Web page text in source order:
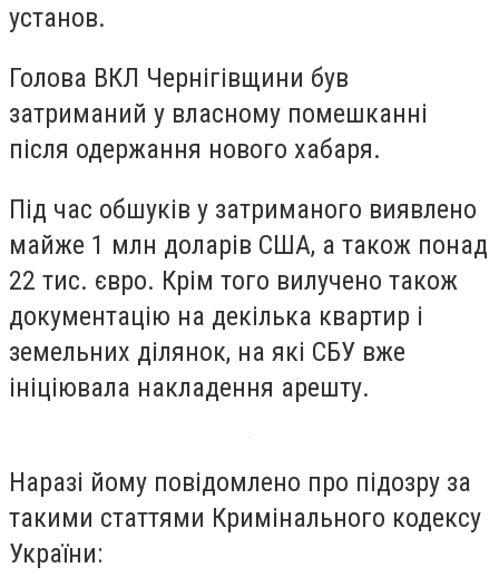
установ.
Голова ВКЛ Чернігівщини був
затриманий у власному помешканні
після одержання нового хабаря.
Під час обшуків у затриманого виявлено
майже 1 млн доларів США, а також понад
22 тис. євро. Крім того вилучено також
документацію на декілька квартир і
земельних ділянок, на які СБУ вже
ініціювала накладення арешту.
Наразі йому повідомлено про підозру за
такими статтями Кримінального кодексу
України: